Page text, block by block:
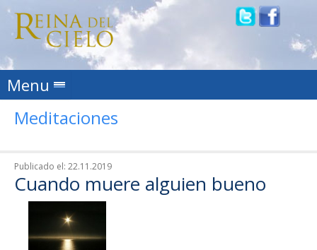
Menu Skip to content
Meditaciones
Publicado el: 22.11.2019
Cuando muere alguien bueno